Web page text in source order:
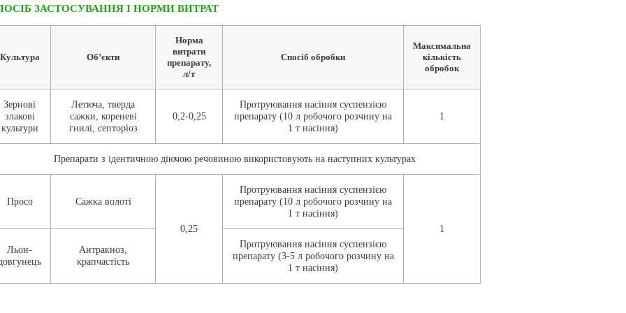
ЗАСТОСУВАННЯ І НОРМИ ВИТРАТ
Культура Об’єкти
Норма
витрати
препарату,
л/т
Спосіб обробки
Максимальна
кількість
обробок
Зернові
злакові
культури
Летюча, тверда
сажки, кореневі
гнилі, септоріоз
0,2-0,25
Протруювання насіння суспензією
препарату (10 л робочого розчину на
1 т насіння)
1
Препарати з ідентичною діючою речовиною використовують на наступних культурах
Просо Сажка волоті
0,25
Протруювання насіння суспензією
препарату (10 л робочого розчину на
1 т насіння)
1
Льон-
Антракноз,
крапчастість
Протруювання насіння суспензією
препарату (3-5 л робочого розчину на
1 т насіння)